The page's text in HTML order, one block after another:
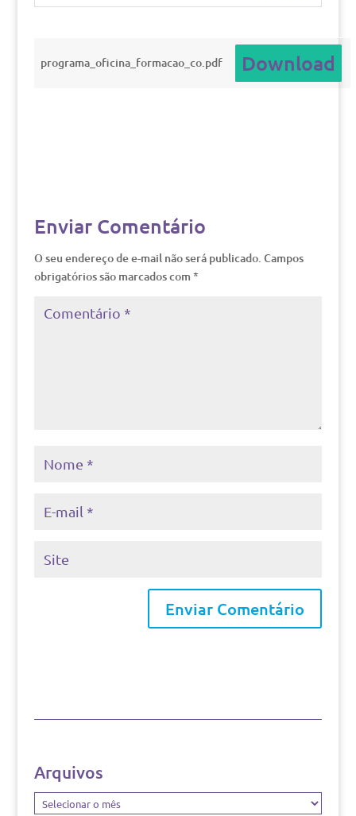
programa_oficina_formacao_co.pdf Download
Enviar Comentário
O seu endereço de e-mail não será publicado. Campos
obrigatórios são marcados com *
Arquivos
Arquivos